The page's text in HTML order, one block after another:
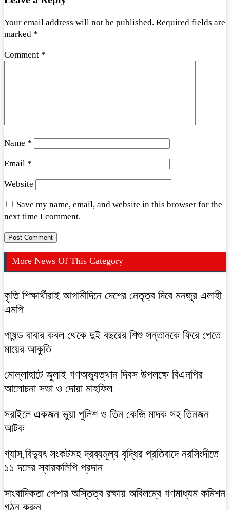
Your email address will not be published. Required fields are
marked *
Comment *
Name *
Email *
Website
Save my name, email, and website in this browser for the
next time I comment.
More News Of This Category
কৃতি শিক্ষার্থীরাই আগামীদিনে দেশের নেতৃত্ব দিবে মনজুর এলাহী
এমপি
পাষন্ড বাবার কবল থেকে দুই বছরের শিশু সন্তানকে ফিরে পেতে
মায়ের আকুতি
মোল্লাহাটে জুলাই গণঅভ্যুত্থান দিবস উপলক্ষে বিএনপির
আলোচনা সভা ও দোয়া মাহফিল
সরাইলে একজন ভুয়া পুলিশ ও তিন কেজি মাদক সহ তিনজন
আটক
গ্যাস,বিদ্যুৎ সংকটসহ দ্রব্যমূল্য বৃদ্ধির প্রতিবাদে নরসিংদীতে
১১ দলের স্বারকলিপি প্রদান
সাংবাদিকতা পেশার অস্তিত্ব রক্ষায় অবিলম্বে গণমাধ্যম কমিশন
গঠন করুন